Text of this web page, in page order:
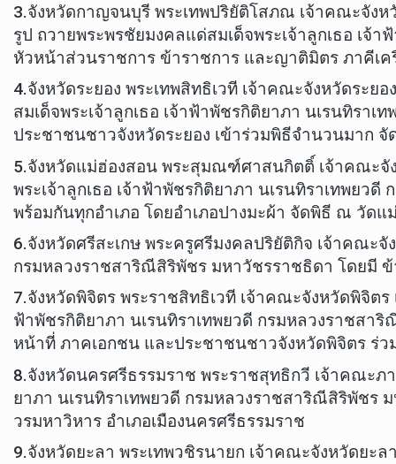
3.จังหวัดกาญจนบุรี พระเทพปริยัติโสภณ เจ้าคณะจัง
รูป ถวายพระพรชัยมงคลแด่สมเด็จพระเจ้าลูกเธอ เ
หัวหน้าส่วนราชการ ข้าราชการ และญาติมิตร ภาคีเ
4.จังหวัดระยอง พระเทพสิทธิเวที เจ้าคณะจังหวัดระ
สมเด็จพระเจ้าลูกเธอ เจ้าฟ้าพัชรกิติยาภา นเรนทิร
ประชาชนชาวจังหวัดระยอง เข้าร่วมพิธีจำนวนมาก จั
5.จังหวัดแม่ฮ่องสอน พระสุมณฑ์ศาสนกิตติ์ เจ้าคณะจั
พระเจ้าลูกเธอ เจ้าฟ้าพัชรกิติยาภา นเรนทิราเทพย
พร้อมกันทุกอำเภอ โดยอำเภอปางมะผ้า จัดพิธี ณ วัด
6.จังหวัดศรีสะเกษ พระครูศรีมงคลปริยัติกิจ เจ้าคณะ
กรมหลวงราชสาริณีสิริพัชร มหาวัชรราชธิดา โดยมี ข้
7.จังหวัดพิจิตร พระราชสิทธิเวที เจ้าคณะจังหวัดพิจิต
ฟ้าพัชรกิติยาภา นเรนทิราเทพยวดี กรมหลวงราชสา
หน้าที่ ภาคเอกชน และประชาชนชาวจังหวัดพิจิตร ร่ว
8.จังหวัดนครศรีธรรมราช พระราชสุทธิกวี เจ้าคณะภ
ยาภา นเรนทิราเทพยวดี กรมหลวงราชสาริณีสิริพัชร
วรมหาวิหาร อำเภอเมืองนครศรีธรรมราช
9.จังหวัดยะลา พระเทพวชิรนายก เจ้าคณะจังหวัดยะ